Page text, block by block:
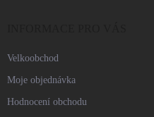
Velkoobchod
Moje objednávka
Hodnocení obchodu